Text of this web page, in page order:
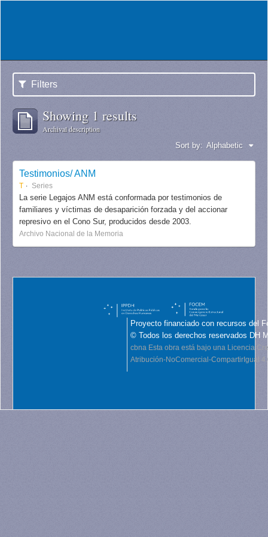
Filters
Showing 1 results
Archival description
Sort by: Alphabetic
Testimonios/ ANM
T Series
La serie Legajos ANM está conformada por testimonios de
familiares y víctimas de desaparición forzada y del accionar
represivo en el Cono Sur, producidos desde 2003.
Archivo Nacional de la Memoria
Proyecto financiado con recursos del
© Todos los derechos reservados DH
cbna Esta obra está bajo una Licencia
Atribución-NoComercial-CompartirIgual